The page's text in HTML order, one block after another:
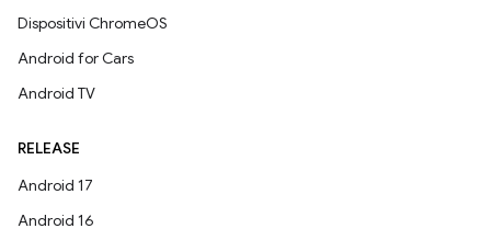
Dispositivi ChromeOS
Android for Cars
Android TV
RELEASE
Android 17
Android 16